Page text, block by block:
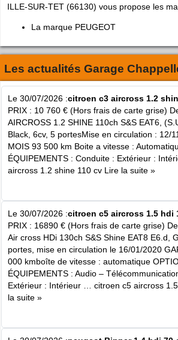
ILLE-SUR-TET (66130) vous propose les
La marque PEUGEOT
Les actualités Garage
Le 30/07/2026 :citroen c3 aircross 1.2
PRIX : 10 760 € (Hors frais de carte grise)
AIRCROSS 1.2 SHINE 110ch S&S EAT6,
Black, 6cv, 5 portesMise en circulation : 12/
MOIS 93 500 km Boite a vitesse :
ÉQUIPEMENTS : Conduite : Extérieur :
aircross 1.2 shine 110 cv Lire la suite »
Le 30/07/2026 :citroen c5 aircross 1.5 hdi
PRIX : 16890 € (Hors frais de carte grise)
Air cross HDi 130ch S&S Shine EAT8 E6.d,
portes, mise en circulation le 16/01/2020
000 kmboîte de vitesse : automatique
ÉQUIPEMENTS : Audio –
Extérieur : Intérieur … citroen c5 aircross
la suite »